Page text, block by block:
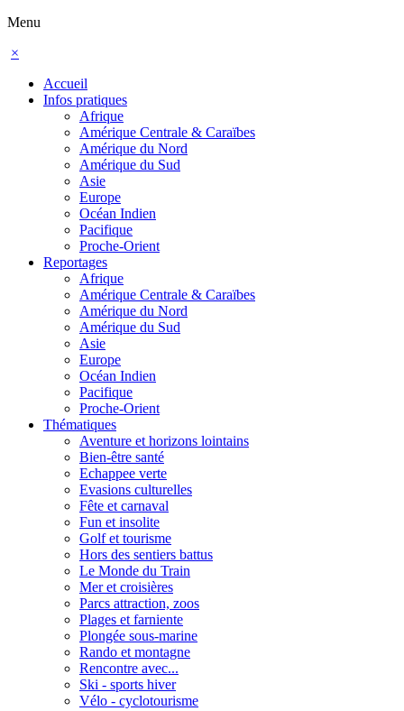
Menu
×
Accueil
Infos pratiques
Afrique
Amérique Centrale & Caraïbes
Amérique du Nord
Amérique du Sud
Asie
Europe
Océan Indien
Pacifique
Proche-Orient
Reportages
Afrique
Amérique Centrale & Caraïbes
Amérique du Nord
Amérique du Sud
Asie
Europe
Océan Indien
Pacifique
Proche-Orient
Thématiques
Aventure et horizons lointains
Bien-être santé
Echappee verte
Evasions culturelles
Fête et carnaval
Fun et insolite
Golf et tourisme
Hors des sentiers battus
Le Monde du Train
Mer et croisières
Parcs attraction, zoos
Plages et farniente
Plongée sous-marine
Rando et montagne
Rencontre avec...
Ski - sports hiver
Vélo - cyclotourisme